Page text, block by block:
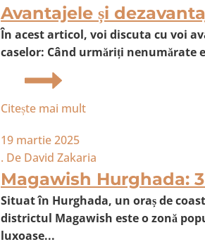
Avantajele și
În acest articol, voi discuta cu voi
caselor: Când urmăriți nenumărate
Citește mai mult
19 martie 2025
. De David Zakaria
Magawish Hurghada:
Situat în Hurghada, un oraș de
districtul Magawish este o zonă
luxoase...